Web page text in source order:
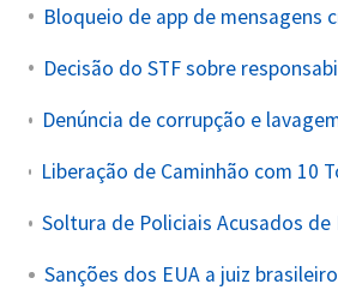
Sanções dos EUA a juiz brasileiro